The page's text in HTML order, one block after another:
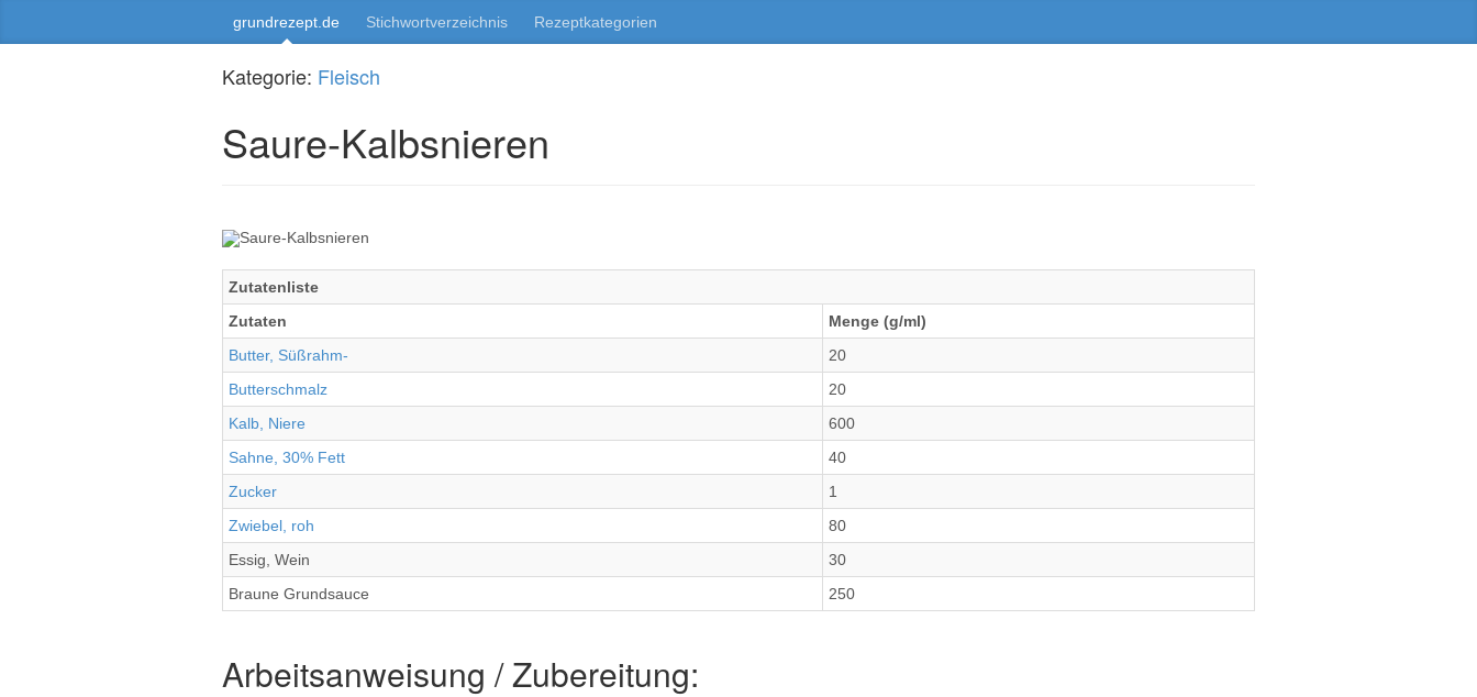
grundrezept.de Stichwortverzeichnis Rezeptkategorien
Kategorie: Fleisch
Saure-Kalbsnieren
Zutatenliste
Zutaten
Menge (g/ml)
Butter, Süßrahm-
20
Butterschmalz
20
Kalb, Niere
600
Sahne, 30% Fett
40
Zucker
1
Zwiebel, roh
80
Essig, Wein
30
Braune Grundsauce
250
Arbeitsanweisung / Zubereitung: